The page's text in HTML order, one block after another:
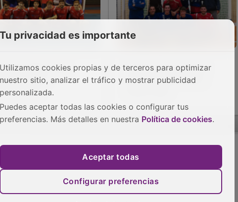
Molina Fútbol Sala
ante las
Crónica de la jornada
deportiva del Molina
Tu privacidad es importante
Utilizamos cookies propias y de terceros para optimizar
nuestro sitio, analizar el tráfico y mostrar publicidad
personalizada.
Puedes aceptar todas las cookies o configurar tus
preferencias. Más detalles en nuestra Política de cookies.
Aceptar todas
Configurar preferencias